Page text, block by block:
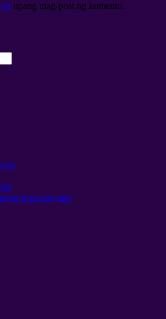
in upang mag-post ng komento.
ng mga puwang